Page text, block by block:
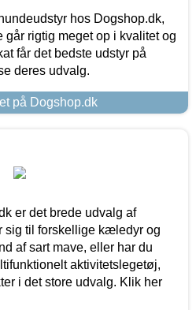
hos Dogshop.dk,
går rigtig meget op i kvalitet og
får det bedste udstyr på
deres udvalg.
på Dogshop.dk
er det brede udvalg af
sig til forskellige kæledyr og
af sart mave, eller har du
aktivitetslegetøj,
i det store udvalg. Klik her